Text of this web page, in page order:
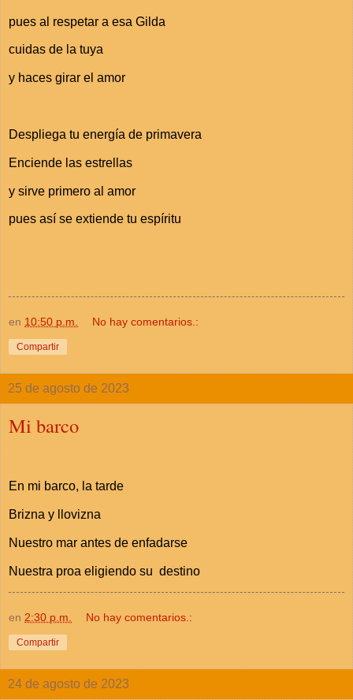
pues al respetar a esa Gilda
cuidas de la tuya
y haces girar el amor
Despliega tu energía de primavera
Enciende las estrellas
y sirve primero al amor
pues así se extiende tu espíritu
en 10:50 p.m. No hay comentarios.:
Compartir
25 de agosto de 2023
Mi barco
En mi barco, la tarde
Brizna y llovizna
Nuestro mar antes de enfadarse
Nuestra proa eligiendo su destino
en 2:30 p.m. No hay comentarios.:
Compartir
24 de agosto de 2023